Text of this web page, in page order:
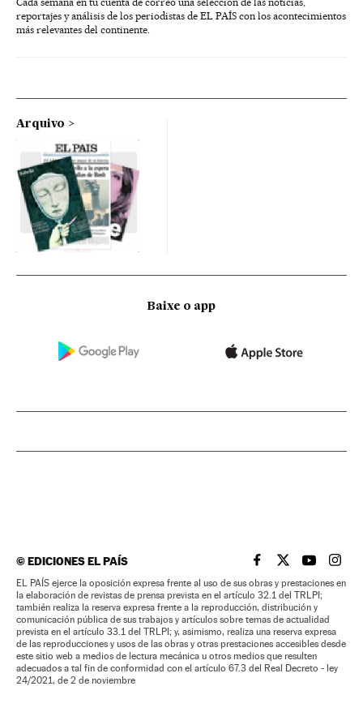
reportajes y análisis de los periodistas de EL PAÍS con los acontecimientos
más relevantes del continente.
Arquivo
Baixe o app
©EDICIONES EL PAÍS EL PAÍS BRASIL EN
EL PAÍSEL PAÍS
EL
EL PAÍS ejerce la oposición expresa frente al uso de sus obras y prestaciones en
la elaboración de revistas de prensa prevista en el artículo 32.1 del TRLPI;
también realiza la reserva expresa frente a la reproducción, distribución y
comunicación pública de sus trabajos y artículos sobre temas de actualidad
prevista en el artículo 33.1 del TRLPI; y, asimismo, realiza una reserva expresa
de las reproducciones y usos de las obras y otras prestaciones accesibles desde
este sitio web a medios de lectura mecánica u otros medios que resulten
adecuados a tal fin de conformidad con el artículo 67.3 del Real Decreto - ley
24/2021, de 2 de noviembre